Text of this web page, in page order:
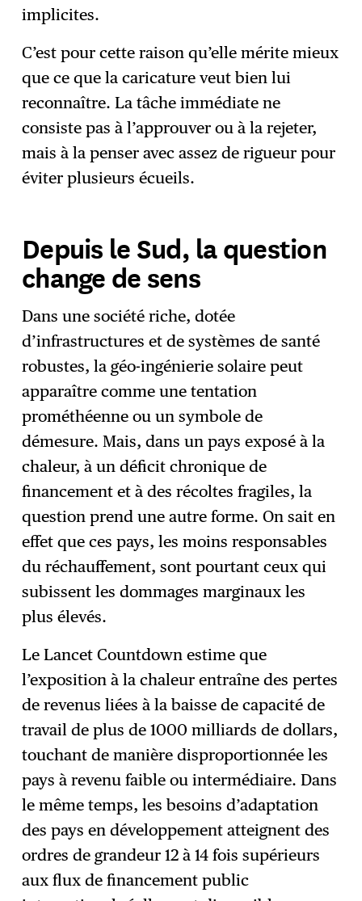
implicites.
C’est pour cette raison qu’elle mérite mieux
que ce que la caricature veut bien lui
reconnaître. La tâche immédiate ne
consiste pas à l’approuver ou à la rejeter,
mais à la penser avec assez de rigueur pour
éviter plusieurs écueils.
Depuis le Sud, la question
change de sens
Dans une société riche, dotée
d’infrastructures et de systèmes de santé
robustes, la géo-ingénierie solaire peut
apparaître comme une tentation
prométhéenne ou un symbole de
démesure. Mais, dans un pays exposé à la
chaleur, à un déficit chronique de
financement et à des récoltes fragiles, la
question prend une autre forme. On sait en
effet que ces pays, les moins responsables
du réchauffement, sont pourtant ceux qui
subissent les dommages marginaux les
plus élevés.
Le Lancet Countdown estime que
l’exposition à la chaleur entraîne des pertes
de revenus liées à la baisse de capacité de
travail de plus de 1000 milliards de dollars,
touchant de manière disproportionnée les
pays à revenu faible ou intermédiaire. Dans
le même temps, les besoins d’adaptation
des pays en développement atteignent des
ordres de grandeur 12 à 14 fois supérieurs
aux flux de financement public